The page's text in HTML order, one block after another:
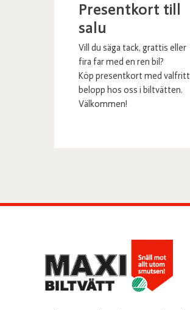
Presentkort till
salu
Vill du säga tack, grattis eller
fira far med en ren bil?
Köp presentkort med valfritt
belopp hos oss i biltvätten.
Välkommen!